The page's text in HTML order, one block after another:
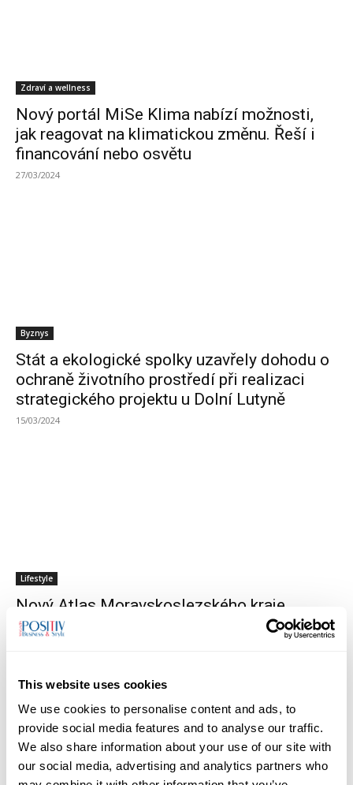
This website uses cookies
We use cookies to personalise content and ads, to
provide social media features and to analyse our traffic.
We also share information about your use of our site with
our social media, advertising and analytics partners who
Zdraví a wellness
Nový portál MiSe Klima nabízí možnosti,
jak reagovat na klimatickou změnu. Řeší i
financování nebo osvětu
27/03/2024
Byznys
Stát a ekologické spolky uzavřely dohodu o
ochraně životního prostředí při realizaci
strategického projektu u Dolní Lutyně
15/03/2024
Lifestyle
Nový Atlas Moravskoslezského kraje
přehledně nabízí konkrétní data o regionu